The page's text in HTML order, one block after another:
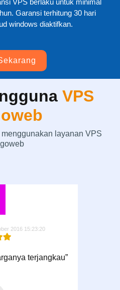
Garansi terhitung 30 hari
windows diaktifkan.
VPS
layanan VPS
2016 15:23:20
terjangkau”